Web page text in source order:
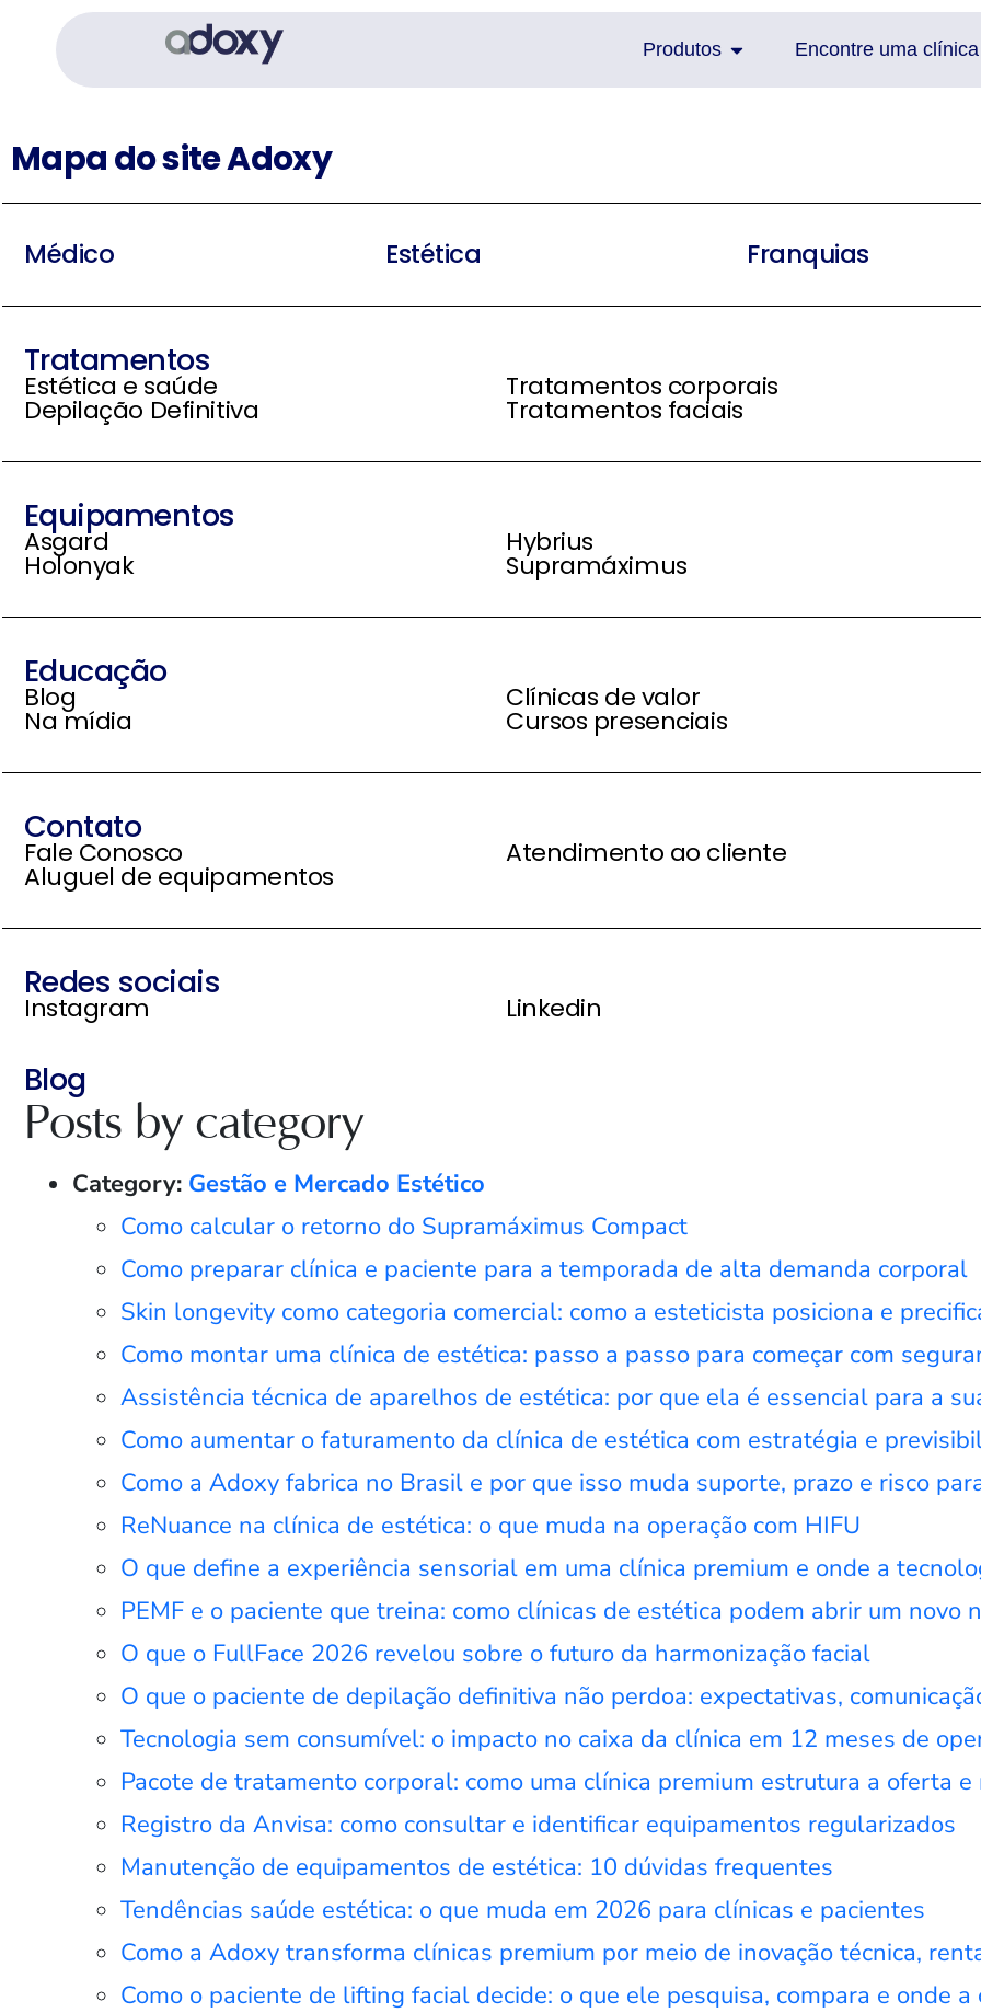
Produtos Encontre uma clínica
Mapa do site Adoxy
Médico Estética Franquias
Tratamentos
Estética e saúde
Depilação Definitiva
Tratamentos corporais
Tratamentos faciais
Equipamentos
Asgard
Holonyak
Hybrius
Supramáximus
Educação
Blog
Na mídia
Clínicas de valor
Cursos presenciais
Contato
Fale Conosco
Aluguel de equipamentos
Atendimento ao cliente
Redes sociais
Instagram Linkedin
Blog
Posts by category
Category: Gestão e Mercado Estético
Como calcular o retorno do Supramáximus Compact
Como preparar clínica e paciente para a temporada de alta demanda corporal
Skin longevity como categoria comercial: como a esteticista posiciona e
Como montar uma clínica de estética: passo a passo para começar com
Assistência técnica de aparelhos de estética: por que ela é essencial para a
Como aumentar o faturamento da clínica de estética com estratégia e
Como a Adoxy fabrica no Brasil e por que isso muda suporte, prazo e risco
ReNuance na clínica de estética: o que muda na operação com HIFU
O que define a experiência sensorial em uma clínica premium e onde a
PEMF e o paciente que treina: como clínicas de estética podem abrir um novo
O que o FullFace 2026 revelou sobre o futuro da harmonização facial
O que o paciente de depilação definitiva não perdoa: expectativas,
Tecnologia sem consumível: o impacto no caixa da clínica em 12 meses de
Pacote de tratamento corporal: como uma clínica premium estrutura a oferta
Registro da Anvisa: como consultar e identificar equipamentos regularizados
Manutenção de equipamentos de estética: 10 dúvidas frequentes
Tendências saúde estética: o que muda em 2026 para clínicas e pacientes
Como a Adoxy transforma clínicas premium por meio de inovação técnica,
Como o paciente de lifting facial decide: o que ele pesquisa, compara e onde